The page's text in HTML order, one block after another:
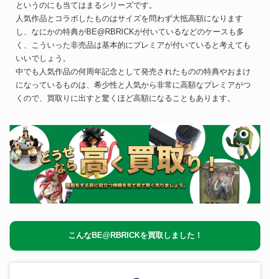
というのにも当てはまるシリーズです。
人気作品とコラボしたものはサイズを問わず大抵高額になります
し、なにかの特典がBE@RBRICKが付いているなどのケースも多
く、こういった非売品は基本的にプレミアが付いていると考えても
いいでしょう。
中でも人気作品の何周年記念として発売されたものの特典やおまけ
になっているものは、希少性と人気から非常に高額なプレミアがつ
くので、買取りに出すと驚くほど高額になることもあります。
こんなBE@RBRICKを買取しました！